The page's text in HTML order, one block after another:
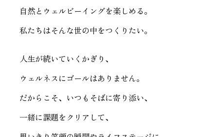
自然とウェルビーイングを楽しめる。
私たちはそんな世の中をつくりたい。
人生が続いていくかぎり、
ウェルネスにゴールはありません。
だからこそ、いつもそばに寄り添い、
一緒に課題をクリアして、